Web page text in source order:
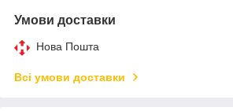
Умови доставки
Нова Пошта
Всі умови доставки